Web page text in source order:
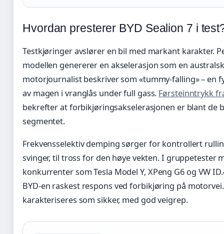
Hvordan presterer BYD Sealion 7 i
Testkjøringer avslører en bil med markant karakter.
modellen genererer en akselerasjon som en australsk
motorjournalist beskriver som «tummy-falling» – en
av magen i vranglås under full gass. Førsteinntrykk
bekrefter at forbikjøringsakselerasjonen er blant de
segmentet.
Frekvensselektiv demping sørger for kontrollert
svinger, til tross for den høye vekten. I gruppetester
konkurrenter som Tesla Model Y, XPeng G6 og VW
BYD-en raskest respons ved forbikjøring på
karakteriseres som sikker, med god veigrep.